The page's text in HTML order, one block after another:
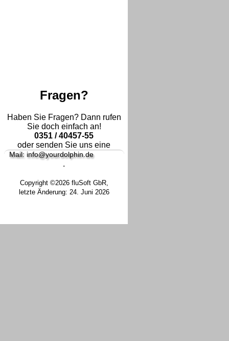
Fragen?
Haben Sie Fragen? Dann rufen
Sie doch einfach an!
0351 / 40457-55
oder senden Sie uns eine
Mail: info@yourdolphin.de
.
Copyright ©2026 fluSoft GbR,
letzte Änderung: 24. Juni 2026